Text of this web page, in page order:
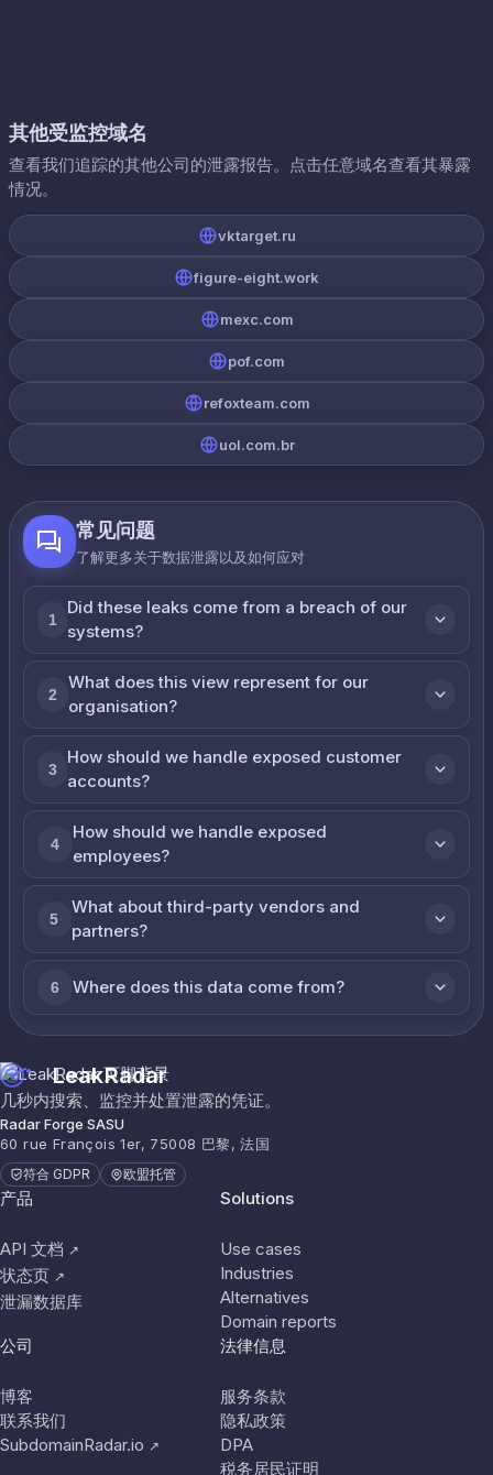
其他受监控域名
查看我们追踪的其他公司的泄露报告。点击任意域名查看其暴露
情况。
vktarget.ru
figure-eight.work
mexc.com
pof.com
refoxteam.com
uol.com.br
常见问题
了解更多关于数据泄露以及如何应对
1
Did these leaks come from a breach of our
systems?
2
What does this view represent for our
organisation?
3
How should we handle exposed customer
accounts?
4
How should we handle exposed
employees?
5
What about third-party vendors and
partners?
6 Where does this data come from?
LeakRadar
几秒内搜索、监控并处置泄露的凭证。
Radar Forge SASU
60 rue François 1er, 75008 巴黎, 法国
符合 GDPR 欧盟托管
产品
API 文档 ↗
状态页 ↗
泄漏数据库
Solutions
Use cases
Industries
Alternatives
Domain reports
公司
博客
联系我们
SubdomainRadar.io ↗
法律信息
服务条款
隐私政策
DPA
税务居民证明